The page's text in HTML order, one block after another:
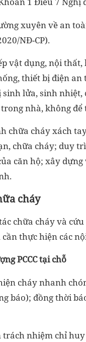
xuyên về an
NĐ-CP).
vật dụng, nội
thiết bị điện
lửa, sinh nhiệt,
nhà, không
chữa cháy xách
chữa cháy; duy
căn hộ; xây
cháy
chữa cháy và
thực hiện các
PCCC tại chỗ
cháy nhanh
báo); đồng thời
trách nhiệm chỉ